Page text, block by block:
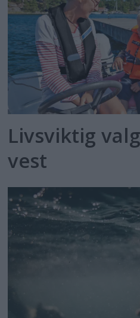
Livsviktig
vest